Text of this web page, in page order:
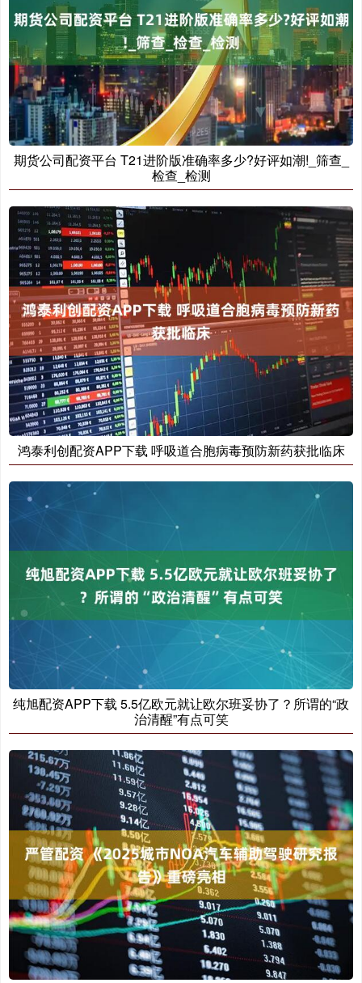
期货公司配资平台 T21进阶版准确率多少?好评如潮!_筛查_
检查_检测
鸿泰利创配资APP下载 呼吸道合胞病毒预防新药获批临床
纯旭配资APP下载 5.5亿欧元就让欧尔班妥协了？所谓的“政
治清醒”有点可笑